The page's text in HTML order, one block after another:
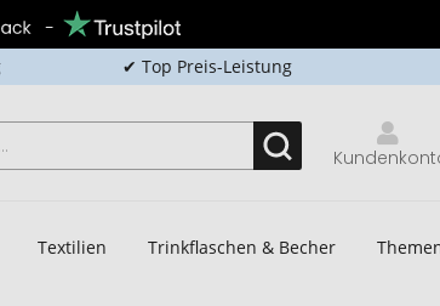
✔ Top Preis-Leistung
Textilien Trinkflaschen & Becher